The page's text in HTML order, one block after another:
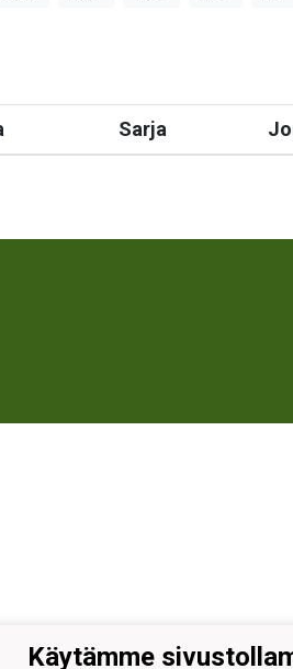
Sarja
Käytämme